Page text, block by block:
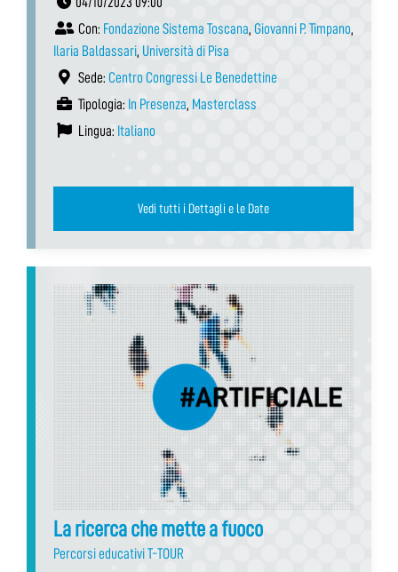
Con: Fondazione Sistema Toscana, Giovanni P. Timpano,
Ilaria Baldassari, Università di Pisa
Sede: Centro Congressi Le Benedettine
Tipologia: In Presenza, Masterclass
Lingua: Italiano
Vedi tutti i Dettagli e le Date
La ricerca che mette a fuoco
Percorsi educativi T-TOUR